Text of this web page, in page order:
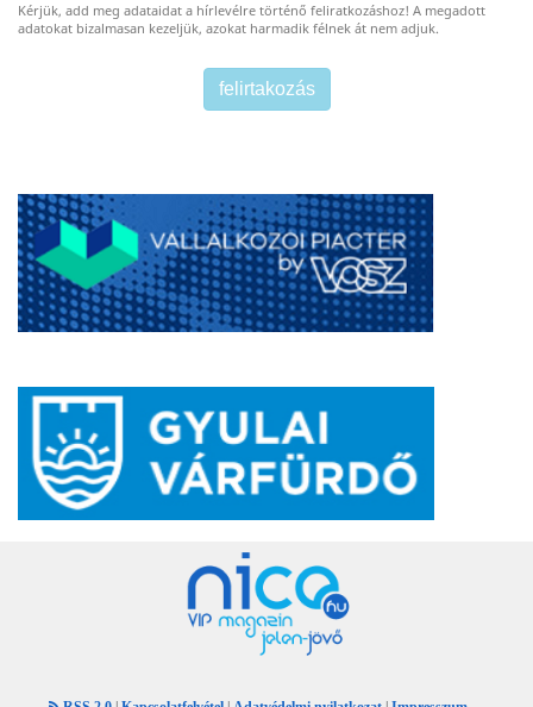
Kérjük, add meg adataidat a hírlevélre történő feliratkozáshoz! A megadott
adatokat bizalmasan kezeljük, azokat harmadik félnek át nem adjuk.